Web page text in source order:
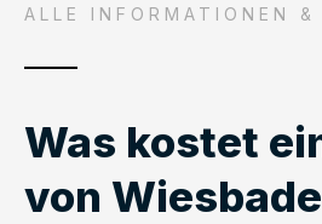
ALLE INFORMATIONEN &
Was kostet
von